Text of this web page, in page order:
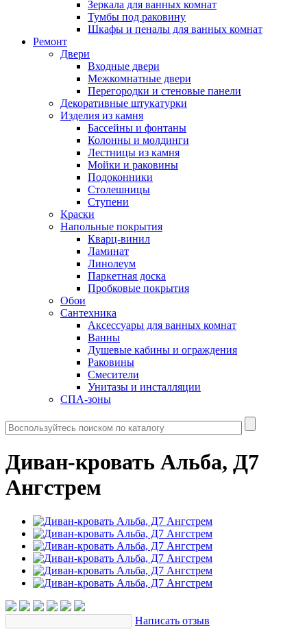
Зеркала для ванных комнат
Тумбы под раковину
Шкафы и пеналы для ванных комнат
Ремонт
Двери
Входные двери
Межкомнатные двери
Перегородки и стеновые панели
Декоративные штукатурки
Изделия из камня
Бассейны и фонтаны
Колонны и молдинги
Лестницы из камня
Мойки и раковины
Подоконники
Столешницы
Ступени
Краски
Напольные покрытия
Кварц-винил
Ламинат
Линолеум
Паркетная доска
Пробковые покрытия
Обои
Сантехника
Аксессуары для ванных комнат
Ванны
Душевые кабины и ограждения
Раковины
Смесители
Унитазы и инсталляции
СПА-зоны
Диван-кровать Альба, Д7
Ангстрем
Написать отзыв